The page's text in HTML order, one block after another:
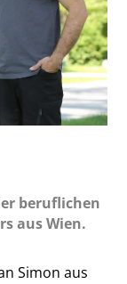
beruflichen
aus Wien.
Simon aus